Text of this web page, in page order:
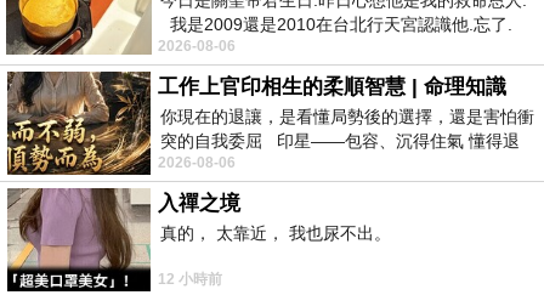
收市前的瞬間平倉對沖，以增加當時恒指的下跌
速度。了解自己的風險承擔能力：投資者需要清
楚了解自己的風險承擔能力，牛熊證是高風險的
投資產品，投資者在投資前需要了解自己的財務
狀況和衍生品的相關知識。
相關文章：
有效杠杆率是指牛熊證相對於標的股票的漲跌倍
數
我是2009還是2010在台北行天宮認識他.忘了.
一個奇摩交友的網友學
2026-08-06
工作上官印相生的柔順智慧 | 命理知識
你現在的退讓，是看懂局勢後的選擇，還是害怕衝
突的自我委屈 印星——包容、沉得住氣 懂得退
一步觀察，不會
2026-08-06
入禪之境
真的， 太靠近， 我也尿不出。
12 小時前